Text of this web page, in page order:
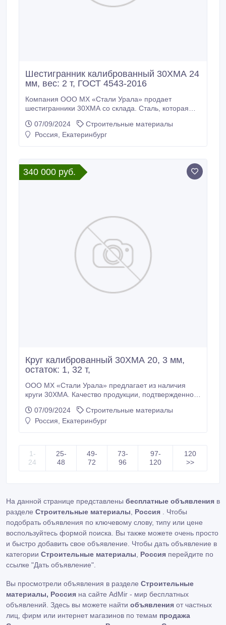
Шестигранник калиброванный 30ХМА 24
мм, вес: 2 т, ГОСТ 4543-2016
Компания ООО МХ «Стали Урала» продает
шестигранники 30ХМА со склада. Сталь, которая
России (от 100кг), экспорт в страны СНГ. *
Шестигранник калиброванный 30ХМА 24 мм, вес: 2
калиброванный 30ХМА 27 мм, остаток: 2 т, цена:
380000 руб.
07/09/2024
Строительные материалы
Россия, Екатеринбург
340 000 руб.
Круг калиброванный 30ХМА 20, 3 мм,
остаток: 1, 32 т,
ООО МХ «Стали Урала» предлагает из наличия
круги 30ХМА. Качество продукции, подтвержденное
России * Круг калиброванный 30ХМА 20, 3 мм, вес:
1, 32 т, ГОСТ 7417-75 ГОСТ 1414-75, 340000 руб. с
07/09/2024
Строительные материалы
Россия, Екатеринбург
1-
24
25-
48
49-
72
73-
96
97-
120
120
>>
На данной странице представлены бесплатные объявления в
разделе Строительные материалы Россия . Чтобы
подобрать объявления по ключевому слову, типу или цене
воспользуйтесь формой поиска. Вы также можете очень просто
и быстро добавить свое объявление. Чтобы дать объявление в
категории Строительные материалы Россия перейдите по
ссылке "Дать объявление"
Вы просмотрели объявления в разделе Строительные
материалы, Россия на сайте AdMir - мир бесплатных
объявлений. Здесь вы можете найти объявления от частных
лиц, фирм или интернет магазинов по темам продажа